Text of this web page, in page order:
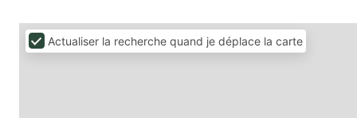
Actualiser la recherche quand je déplace la carte